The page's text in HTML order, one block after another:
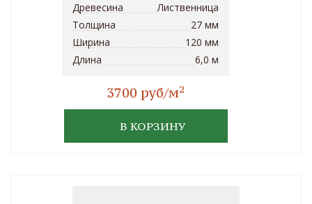
Древесина
Лиственница
Толщина
27 мм
Ширина
120 мм
Длина
6,0 м
3700 руб/м2
В КОРЗИНУ